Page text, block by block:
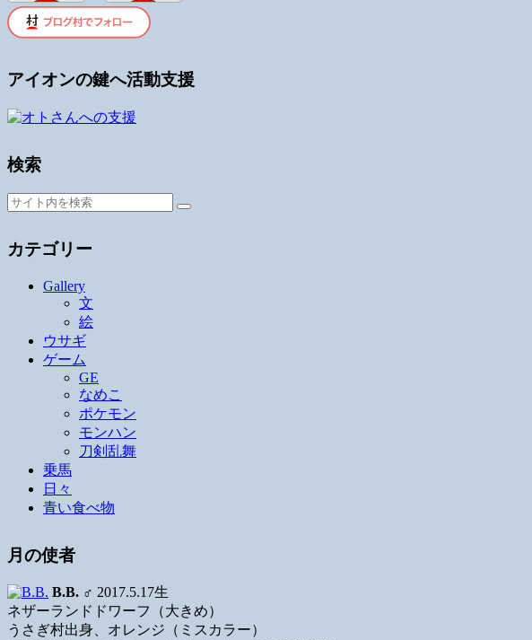
アイオンの鍵へ活動支援
検索
カテゴリー
Gallery
文
絵
ウサギ
ゲーム
GE
なめこ
ポケモン
モンハン
刀剣乱舞
乗馬
日々
青い食べ物
月の使者
B.B. ♂ 2017.5.17生
ネザーランドドワーフ（大きめ）
うさぎ村出身、オレンジ（ミスカラー）